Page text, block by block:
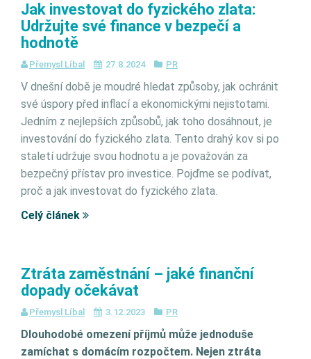
Jak investovat do fyzického zlata:
Udržujte své finance v bezpečí a
hodnotě
Přemysl Líbal 27.8.2024 PR
V dnešní době je moudré hledat způsoby, jak ochránit
své úspory před inflací a ekonomickými nejistotami.
Jedním z nejlepších způsobů, jak toho dosáhnout, je
investování do fyzického zlata. Tento drahý kov si po
staletí udržuje svou hodnotu a je považován za
bezpečný přístav pro investice. Pojďme se podívat,
proč a jak investovat do fyzického zlata.
Celý článek
Ztráta zaměstnání – jaké finanční
dopady očekávat
Přemysl Líbal 3.12.2023 PR
Dlouhodobé omezení příjmů může jednoduše
zamíchat s domácím rozpočtem. Nejen ztráta